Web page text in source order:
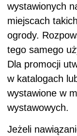
wystawionych
miejscach
ogrody.
tego samego
Dla promocji
w katalogach
wystawione w
wystawowych.
Jeżeli